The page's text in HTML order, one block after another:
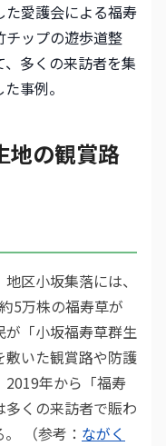
愛護会による福寿
チップの遊歩道整
多くの来訪者を集
事例。
地の観賞路
区小坂集落には、
5万株の福寿草が
が「小坂福寿草群生
いた観賞路や防護
2019年から「福寿
くの来訪者で賑わ
（参考： ながく